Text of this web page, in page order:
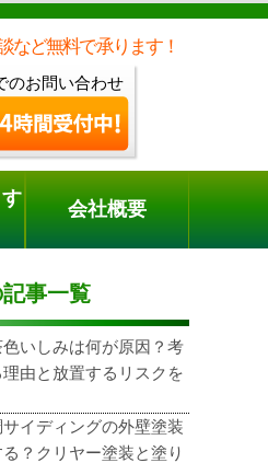
など無料で承ります！
のお問い合わせ
会社概要
事一覧
色いしみは何が原因？考
理由と放置するリスクを
サイディングの外壁塗装
？クリヤー塗装と塗り